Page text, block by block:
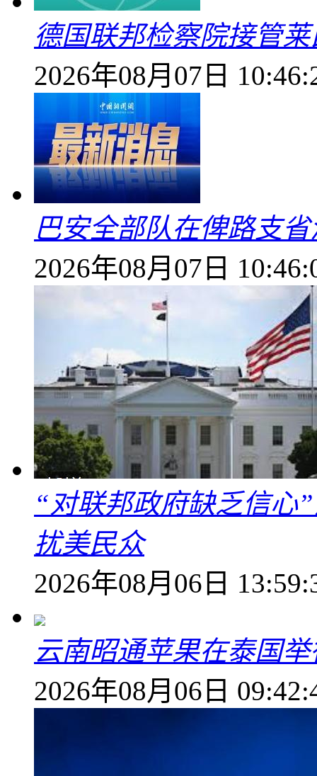
德国联邦检察院接管
2026年08月07日
巴安全部队在俾路支
2026年08月07日
“对联邦政府缺乏信心
扰美民众
2026年08月06日
云南昭通苹果在泰国
2026年08月06日